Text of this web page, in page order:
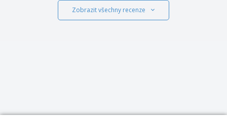
Zobrazit všechny recenze